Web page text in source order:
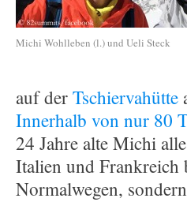
Michi Wohlleben (l.) und Ueli Steck
auf derTschiervahütte
Innerhalb von nur 80
24 Jahre alte Michi
Italien und Frankreich
Normalwegen,